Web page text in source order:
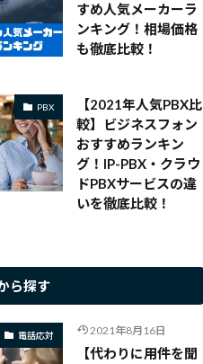
すめ人気メーカーラ
ンキング！相場価格
も徹底比較！
PBX
【2021年人気PBX比
較】ビジネスフォン
おすすめランキン
グ！IP-PBX・クラウ
ドPBXサービスの違
いを徹底比較！
ら探す
電話応対 2021年8月16日
【代わりに用件を聞